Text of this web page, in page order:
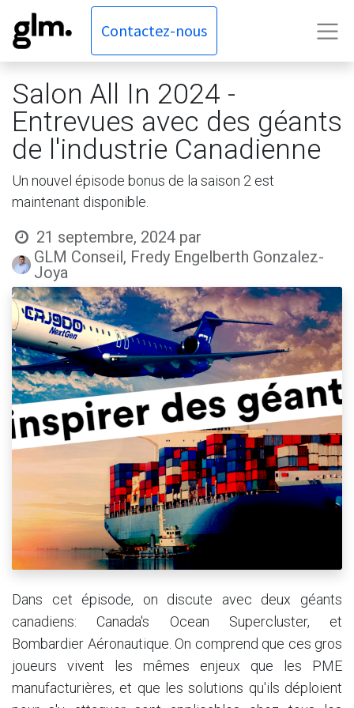
Contactez-nous
Salon All In 2024 -
Entrevues avec des géants
de l'industrie Canadienne
Un nouvel épisode bonus de la saison 2 est
maintenant disponible.
21 septembre, 2024 par
GLM Conseil, Fredy Engelberth Gonzalez-
Joya
Dans cet épisode, on discute avec deux géants
canadiens: Canada's Ocean Supercluster, et
Bombardier Aéronautique. On comprend que ces gros
joueurs vivent les mêmes enjeux que les PME
manufacturières, et que les solutions qu'ils déploient